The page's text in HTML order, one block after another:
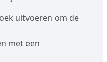
uitvoeren om de
met een